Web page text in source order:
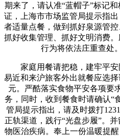
期来了，请认准“蓝帽子”标记
证，上海市市场监管局提示指
者适量点餐，做到抓好泉源管
抓好收集管理、抓好文明消费
行为将依法庄重查处
家庭用餐请把稳，建牢平安
易近和来沪旅客外出就餐应选
元。严酷落实食物平安各项要
务，同时，收到餐食时请确认“
管局提示指出，请及时拨打
正轨渠道，践行“光盘步履”。
物医治疾病。奉上一份温暖提